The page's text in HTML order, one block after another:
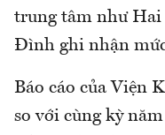
trung tâm như Hai
Đình ghi nhận
Báo cáo của Viện
so với cùng kỳ